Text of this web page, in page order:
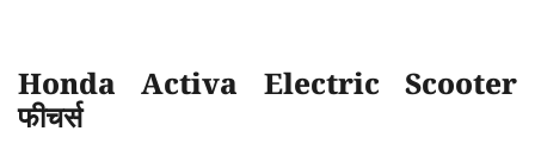
Honda Activa Electric Scooter
फीचर्स